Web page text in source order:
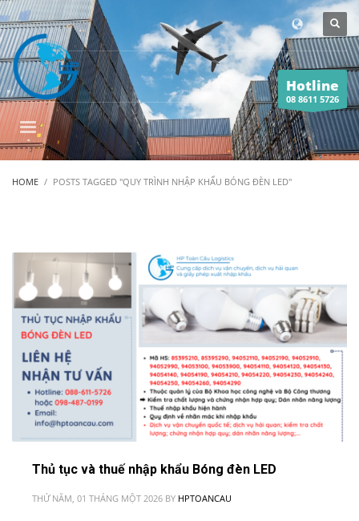
Hotline
08 8611 5726
HOME POSTS TAGGED "QUY TRÌNH NHẬP KHẨU BÓNG ĐÈN LED"
Thủ tục và thuế nhập khẩu Bóng đèn LED
THỨ NĂM, 01 THÁNG MỘT 2026 BY HPTOANCAU